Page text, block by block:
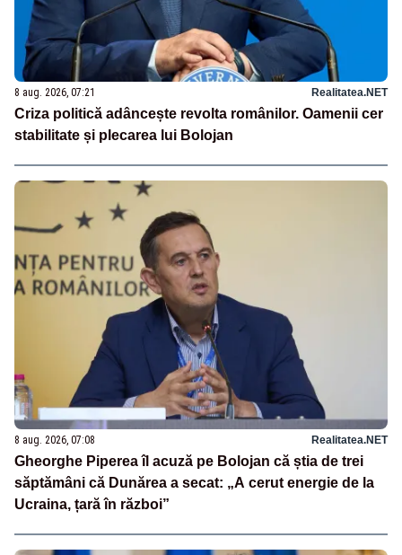
8 aug. 2026, 07:21 Realitatea.NET
Criza politică adâncește revolta românilor. Oamenii cer
stabilitate și plecarea lui Bolojan
8 aug. 2026, 07:08 Realitatea.NET
Gheorghe Piperea îl acuză pe Bolojan că știa de trei
săptămâni că Dunărea a secat: „A cerut energie de la
Ucraina, țară în război”